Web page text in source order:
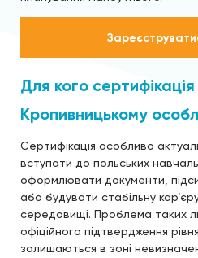
Для кого
Кропивницькому
Сертифікація особливо
вступати до польських
оформлювати документи,
або будувати стабільну
середовищі. Проблема таких
офіційного підтвердження
залишаються в зоні